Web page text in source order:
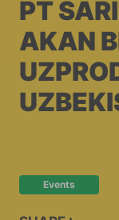
PT
AKAN
Events